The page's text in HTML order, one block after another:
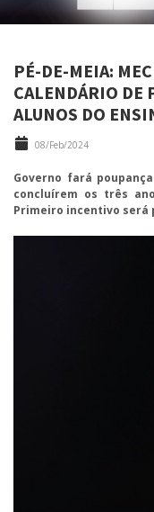
ATUAÇÃO
CONTATO
PÉ-DE-MEIA:
CALENDÁRIO DE
ALUNOS DO
08/Feb/2024
Governo fará
concluírem os três
Primeiro incentivo será